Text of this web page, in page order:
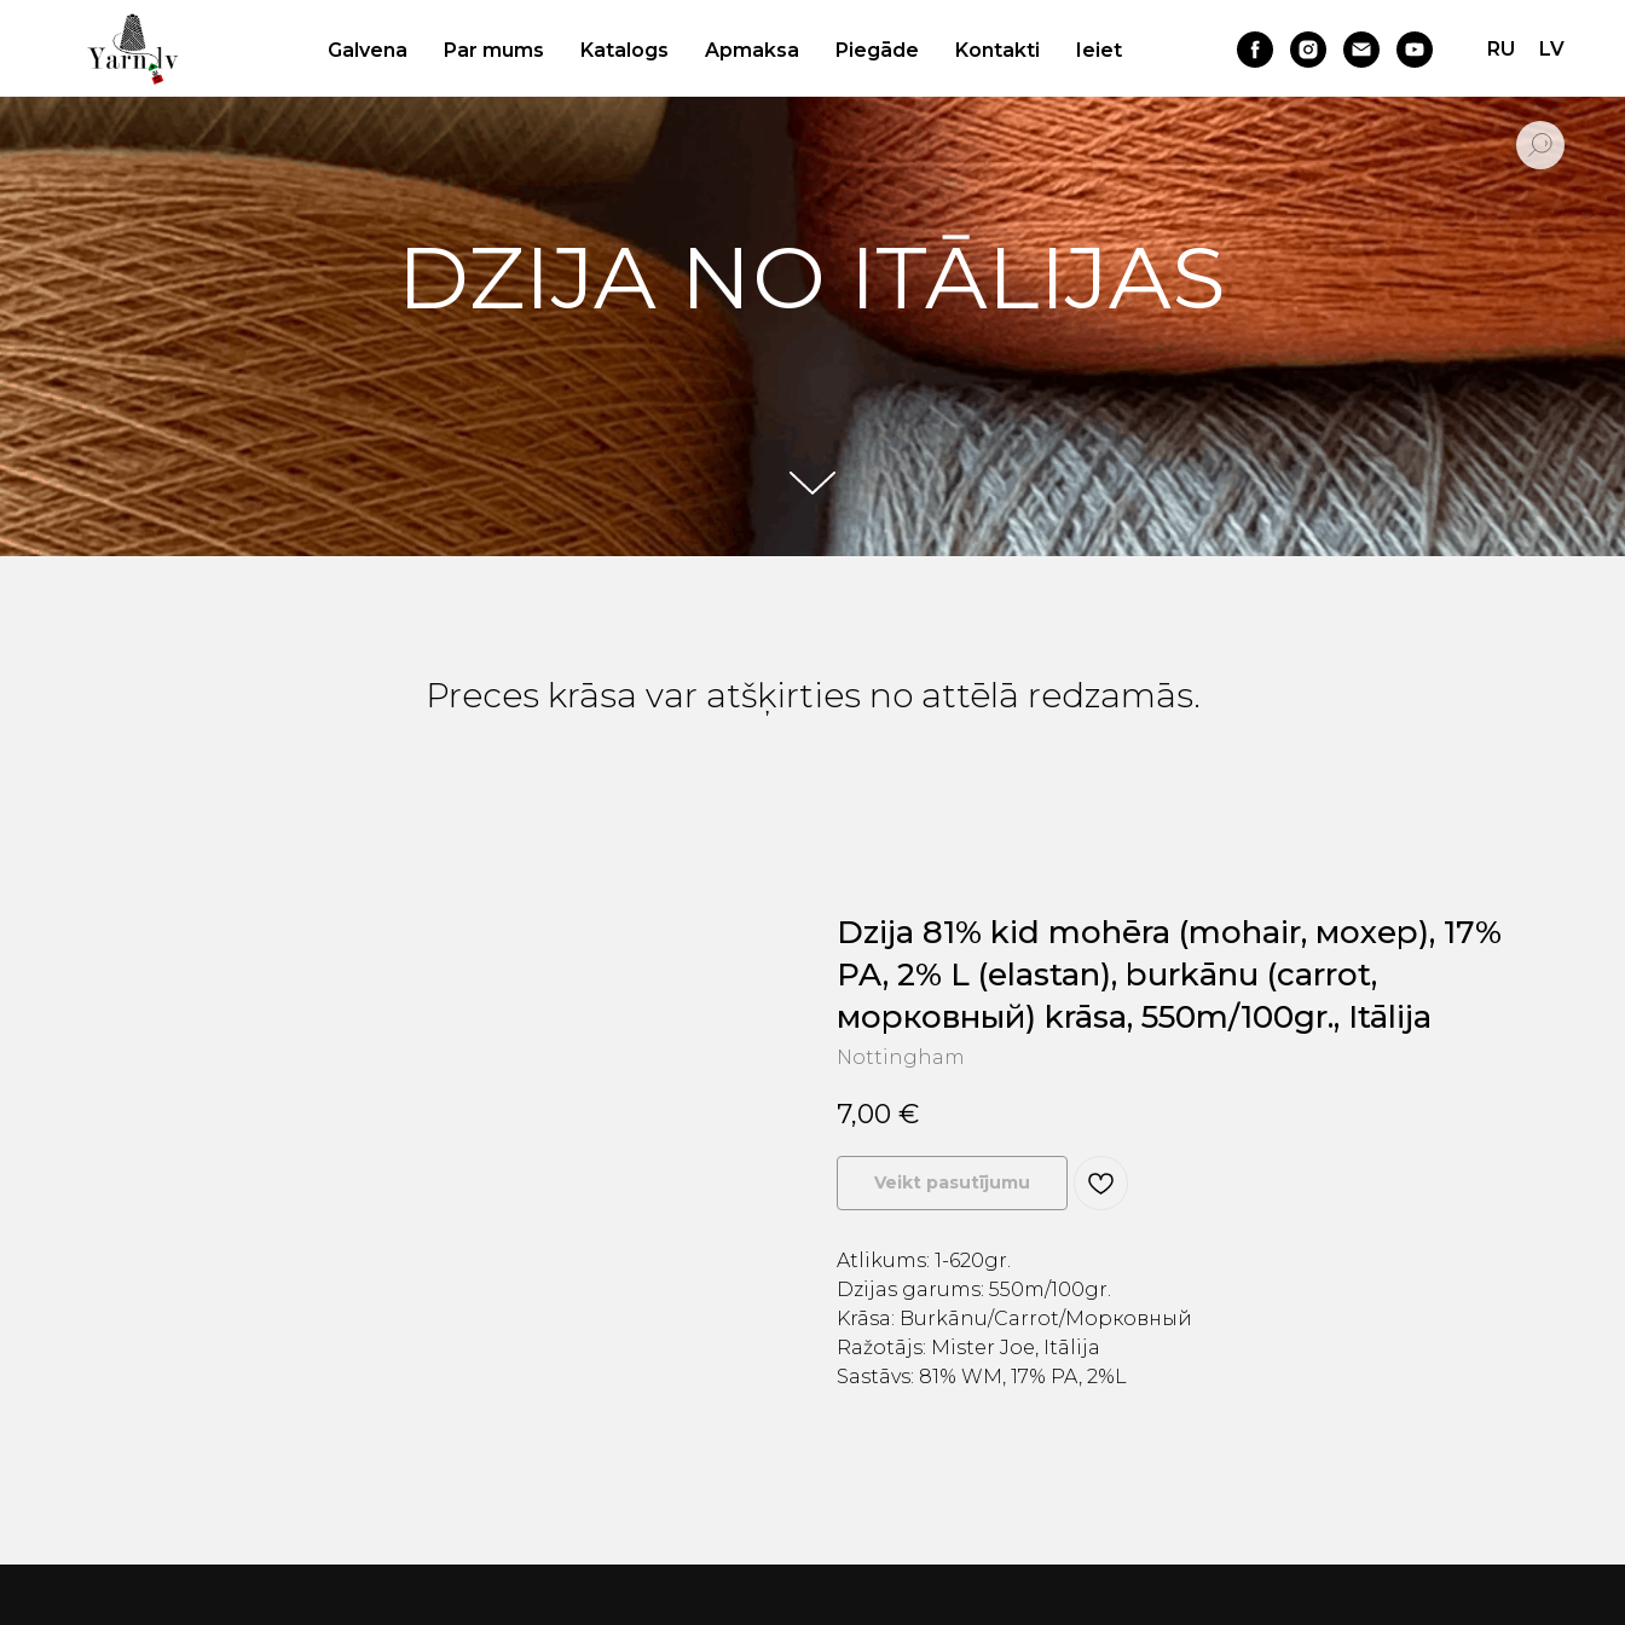
Galvena Par mums Katalogs Apmaksa Piegāde Kontakti Ieiet RU LV
DZIJA NO ITĀLIJAS
Preces krāsa var atšķirties no attēlā redzamās.
Dzija 81% kid mohēra (mohair, мохер), 17%
PA, 2% L (elastan), burkānu (carrot,
морковный) krāsa, 550m/100gr., Itālija
Nottingham
7,00 €
Veikt pasutījumu
Atlikums: 1-620gr.
Dzijas garums: 550m/100gr.
Krāsa: Burkānu/Carrot/Mорковный
Ražotājs: Mister Joe, Itālija
Sastāvs: 81% WM, 17% PA, 2%L